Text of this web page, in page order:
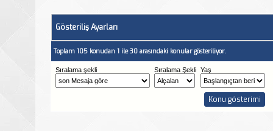
Gösteriliş Ayarları
Toplam 105 konudan 1 ile 30 arasındaki konular gösteriliyor.
Sıralama şekli Sıralama Şekli Yaş